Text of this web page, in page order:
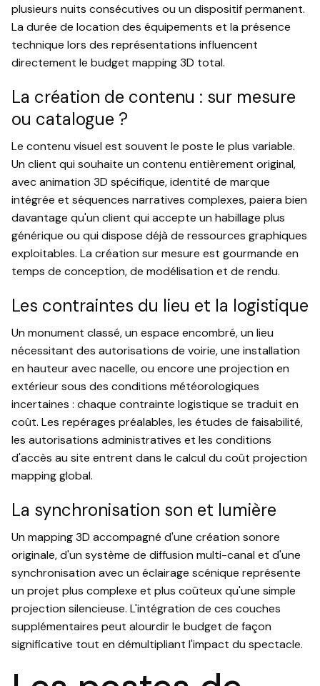
plusieurs nuits consécutives ou un dispositif permanent.
La durée de location des équipements et la présence
technique lors des représentations influencent
directement le budget mapping 3D total.
La création de contenu : sur mesure
ou catalogue ?
Le contenu visuel est souvent le poste le plus variable.
Un client qui souhaite un contenu entièrement original,
avec animation 3D spécifique, identité de marque
intégrée et séquences narratives complexes, paiera bien
davantage qu'un client qui accepte un habillage plus
générique ou qui dispose déjà de ressources graphiques
exploitables. La création sur mesure est gourmande en
temps de conception, de modélisation et de rendu.
Les contraintes du lieu et la logistique
Un monument classé, un espace encombré, un lieu
nécessitant des autorisations de voirie, une installation
en hauteur avec nacelle, ou encore une projection en
extérieur sous des conditions météorologiques
incertaines : chaque contrainte logistique se traduit en
coût. Les repérages préalables, les études de faisabilité,
les autorisations administratives et les conditions
d'accès au site entrent dans le calcul du coût projection
mapping global.
La synchronisation son et lumière
Un mapping 3D accompagné d'une création sonore
originale, d'un système de diffusion multi-canal et d'une
synchronisation avec un éclairage scénique représente
un projet plus complexe et plus coûteux qu'une simple
projection silencieuse. L'intégration de ces couches
supplémentaires peut alourdir le budget de façon
significative tout en démultipliant l'impact du spectacle.